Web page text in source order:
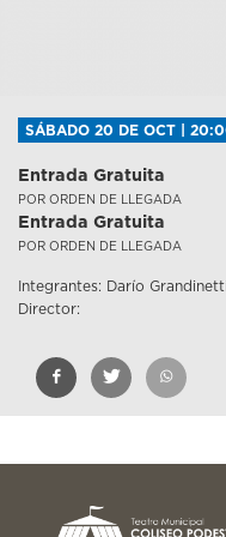
SÁBADO 20 DE OCT |
Entrada Gratuita
POR ORDEN DE LLEGADA
Entrada Gratuita
POR ORDEN DE LLEGADA
Integrantes: Darío
Director: